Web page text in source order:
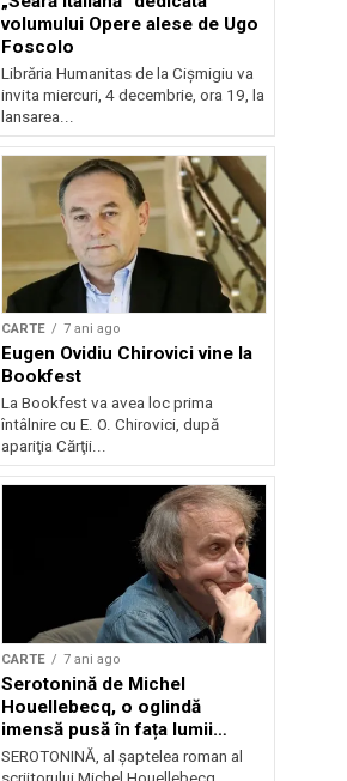
volumului Opere alese de Ugo
Foscolo
Librăria Humanitas de la Cișmigiu va
invita miercuri, 4 decembrie, ora 19, la
lansarea...
CARTE 7 ani ago
Eugen Ovidiu Chirovici vine la
Bookfest
La Bookfest va avea loc prima
întâlnire cu E. O. Chirovici, după
apariţia Cărţii...
CARTE 7 ani ago
Serotonină de Michel
Houellebecq, o oglindă
imensă pusă în fața lumii
contemporane, din 15 mai în
librării
SEROTONINĂ, al șaptelea roman al